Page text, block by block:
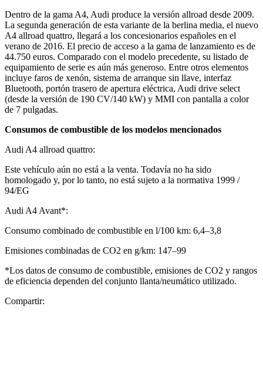
Dentro de la gama A4, Audi produce la versión allroad desde 2009.
La segunda generación de esta variante de la berlina media, el nuevo
A4 allroad quattro, llegará a los concesionarios españoles en el
verano de 2016. El precio de acceso a la gama de lanzamiento es de
44.750 euros. Comparado con el modelo precedente, su listado de
equipamiento de serie es aún más generoso. Entre otros elementos
incluye faros de xenón, sistema de arranque sin llave, interfaz
Bluetooth, portón trasero de apertura eléctrica, Audi drive select
(desde la versión de 190 CV/140 kW) y MMI con pantalla a color
de 7 pulgadas.
Consumos de combustible de los modelos mencionados
Audi A4 allroad quattro:
Este vehículo aún no está a la venta. Todavía no ha sido
homologado y, por lo tanto, no está sujeto a la normativa 1999 /
94/EG
Audi A4 Avant*:
Consumo combinado de combustible en l/100 km: 6,4–3,8
Emisiones combinadas de CO2 en g/km: 147–99
*Los datos de consumo de combustible, emisiones de CO2 y rangos
de eficiencia dependen del conjunto llanta/neumático utilizado.
Compartir: